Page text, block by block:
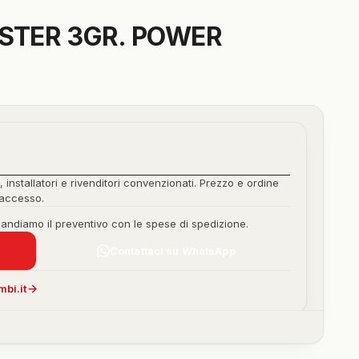
3GR. POWER
installatori e rivenditori convenzionati. Prezzo e ordine
il preventivo con le spese di spedizione.